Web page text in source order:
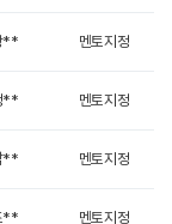
** 멘토지정
** 멘토지정
** 멘토지정
** 멘토지정